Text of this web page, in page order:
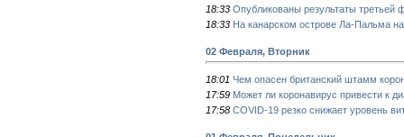
18:33 Опубликованы результаты третьей
18:33 На канарском острове Ла-Пальма
02 Февраля, Вторник
18:01 Чем опасен британский штамм
17:59 Может ли коронавирус привести к
17:58 COVID-19 резко снижает уровень